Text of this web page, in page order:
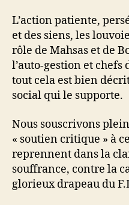
L’action patiente,
et des siens, les
rôle de Mahsas et de
l’auto-gestion et chefs
tout cela est bien
social qui le supporte.
Nous souscrivons
« soutien critique » à
reprennent dans la
souffrance, contre la
glorieux drapeau du